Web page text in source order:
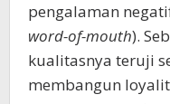
pengalaman
word-of-mouth).
kualitasnya teruji
membangun